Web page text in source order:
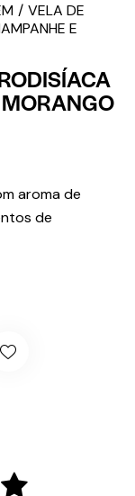
VELA DE
E
aroma de
de